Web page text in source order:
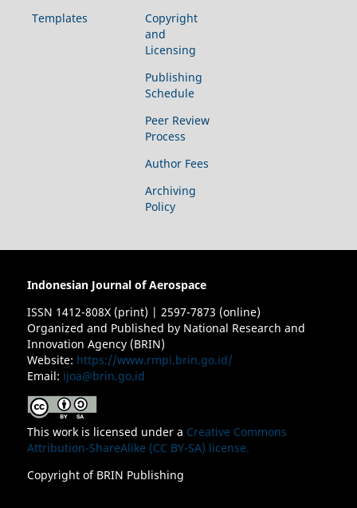
Templates
Copyright
and
Licensing
Publishing
Schedule
Peer Review
Process
Author Fees
Archiving
Policy
Indonesian Journal of Aerospace
ISSN 1412-808X (print) | 2597-7873 (online)
Organized and Published by National Research and
Innovation Agency (BRIN)
Website: https://www.rmpi.brin.go.id/
Email: ijoa@brin.go.id
This work is licensed under a Creative Commons
Attribution-ShareAlike (CC BY-SA) license.
Copyright of BRIN Publishing